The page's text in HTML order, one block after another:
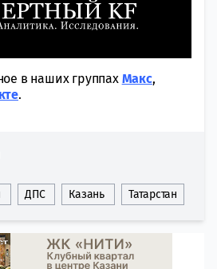
в наших группах Макс,
.
ДПС Казань Татарстан